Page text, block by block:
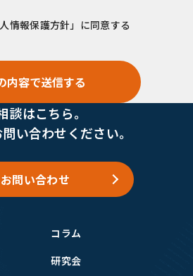
人データ」は、個人情報保護法の定義
について、利用目的をできる限り特定
よって取得を行います。また、個人
用目的の達成に必要な範囲内で行い
えい、滅失若しくは毀損の防止及び是
当社における個人情報の取扱いについ
に記載のとおりとなります。
いては、以下の「当社における個人
９. お問合わせ窓口」をご参照くだ
人情報保護方針」に同意する
コラム
研究会
談はこちら。
い合わせください。
お問い合わせ